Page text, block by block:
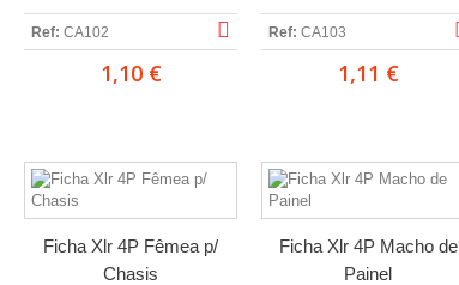
Ref: CA102
1,10 €
Ref: CA103
1,11 €
Ficha Xlr 4P Fêmea p/
Chasis
Ficha Xlr 4P Macho de
Painel